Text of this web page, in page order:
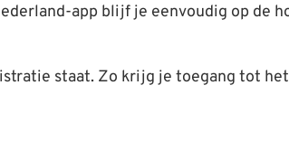
app blijf je eenvoudig op de
staat. Zo krijg je toegang tot